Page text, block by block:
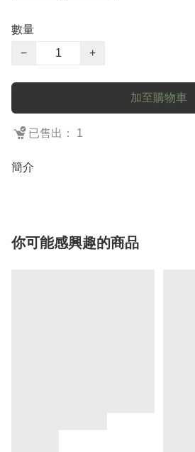
數量
−
+
加至購物車
已售出： 1
簡介
你可能感興趣的商品